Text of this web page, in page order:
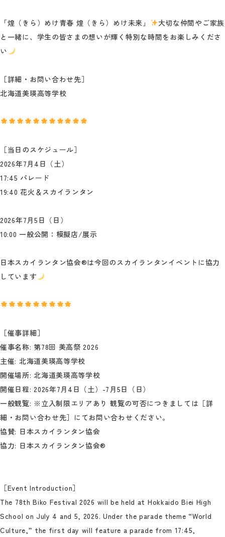
「煌（きら）めけ青春 煌（きら）めけ未来」
大切な仲間やご家族
と一緒に、学生の皆さまの想いが輝く特別な時間をお楽しみくださ
い
［詳細・お問い合わせ先］
北海道美瑛高等学校
［当日のスケジュール］
2026年7月4日（土）
17:45 パレード
19:40 花火＆スカイランタン
2026年7月5日（日）
10:00 一般公開：模擬店/展示
日本スカイランタン協会®は今回のスカイランタンイベントに協力
しています
［催事詳細］
催事名称: 第78回 美高祭 2026
主催: 北海道美瑛高等学校
開催場所: 北海道美瑛高等学校
開催日程: 2026年7月4日（土）-7月5日（日）
一般観覧: ※立入制限エリアあり 観覧の可否につきましては［詳
細・お問い合わせ先］にてお問い合わせください。
協賛: 日本スカイランタン協会
協力: 日本スカイランタン協会®
［Event Introduction］
The 78th Biko Festival 2026 will be held at Hokkaido Biei High
School on July 4 and 5, 2026. Under the parade theme “World
Culture,” the first day will feature a parade from 17:45,